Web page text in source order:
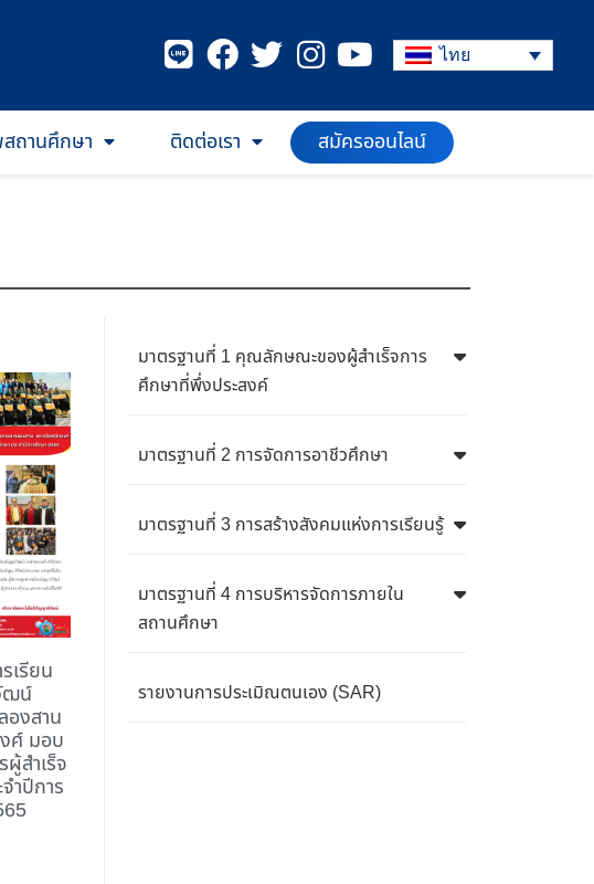
ไทย
ถานศึกษา ติดต่อเรา สมัครออนไลน์
เรียน
ฒน์
องสาน
ศ์ มอบ
สำเร็จ
ำปีการ
มาตรฐานที่ 1 คุณลักษณะของผู้สำเร็จการ
ศึกษาที่พึ่งประสงค์
มาตรฐานที่ 2 การจัดการอาชีวศึกษา
มาตรฐานที่ 3 การสร้างสังคมแห่งการเรียนรู้
มาตรฐานที่ 4 การบริหารจัดการภายใน
สถานศึกษา
รายงานการประเมิณตนเอง (SAR)